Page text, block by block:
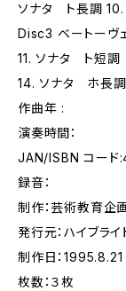
ソナタ ト長調
Disc3 ベートーヴ
11. ソナタ ト短
14. ソナタ ホ長
作曲年 :
演奏時間：
JAN/ISBN コード
録音：
制作：芸術教育企
発行元：ハイブライ
制作日：1995.8.21
枚数：３枚